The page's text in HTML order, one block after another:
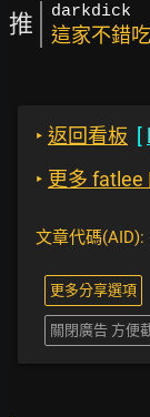
推 darkdick
這家不錯吃
‣ 返回看板 [
‣ 更多 fatlee
文章代碼(AID):
更多分享選項
關閉廣告 方便